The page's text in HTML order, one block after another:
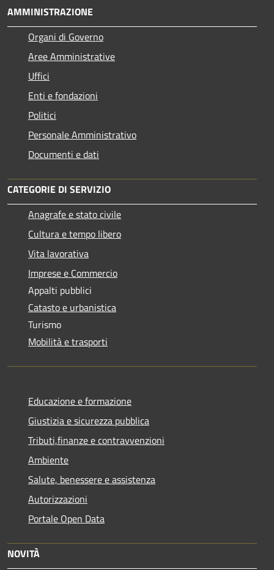
AMMINISTRAZIONE
Organi di Governo
Aree Amministrative
Uffici
Enti e fondazioni
Politici
Personale Amministrativo
Documenti e dati
CATEGORIE DI SERVIZIO
Anagrafe e stato civile
Cultura e tempo libero
Vita lavorativa
Imprese e Commercio
Appalti pubblici
Catasto e urbanistica
Turismo
Mobilità e trasporti
Educazione e formazione
Giustizia e sicurezza pubblica
Tributi,finanze e contravvenzioni
Ambiente
Salute, benessere e assistenza
Autorizzazioni
Portale Open Data
NOVITÀ